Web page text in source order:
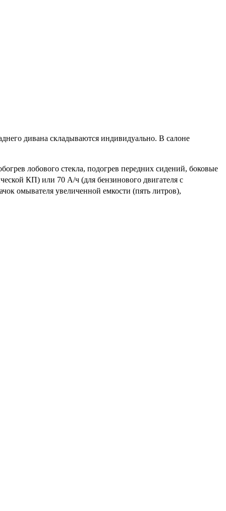
дивана складываются индивидуально. В салоне
лобового стекла, подогрев передних сидений, боковые
КП) или 70 А/ч (для бензинового двигателя с
омывателя увеличенной емкости (пять литров),